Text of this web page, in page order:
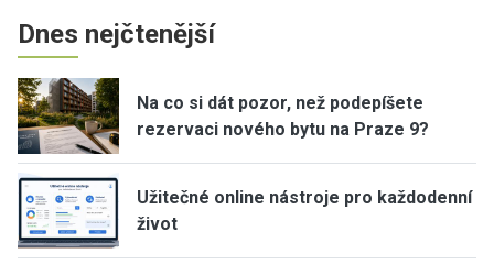
Dnes nejčtenější
Na co si dát pozor, než podepíšete
rezervaci nového bytu na Praze 9?
Užitečné online nástroje pro každodenní
život